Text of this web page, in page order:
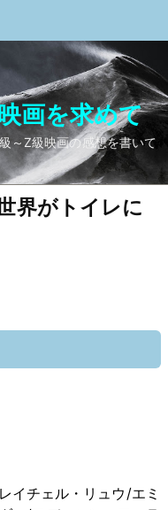
画を求めて
～Z級映画の感想を書いて
界がトイレに
イチェル・リュウ/エミ